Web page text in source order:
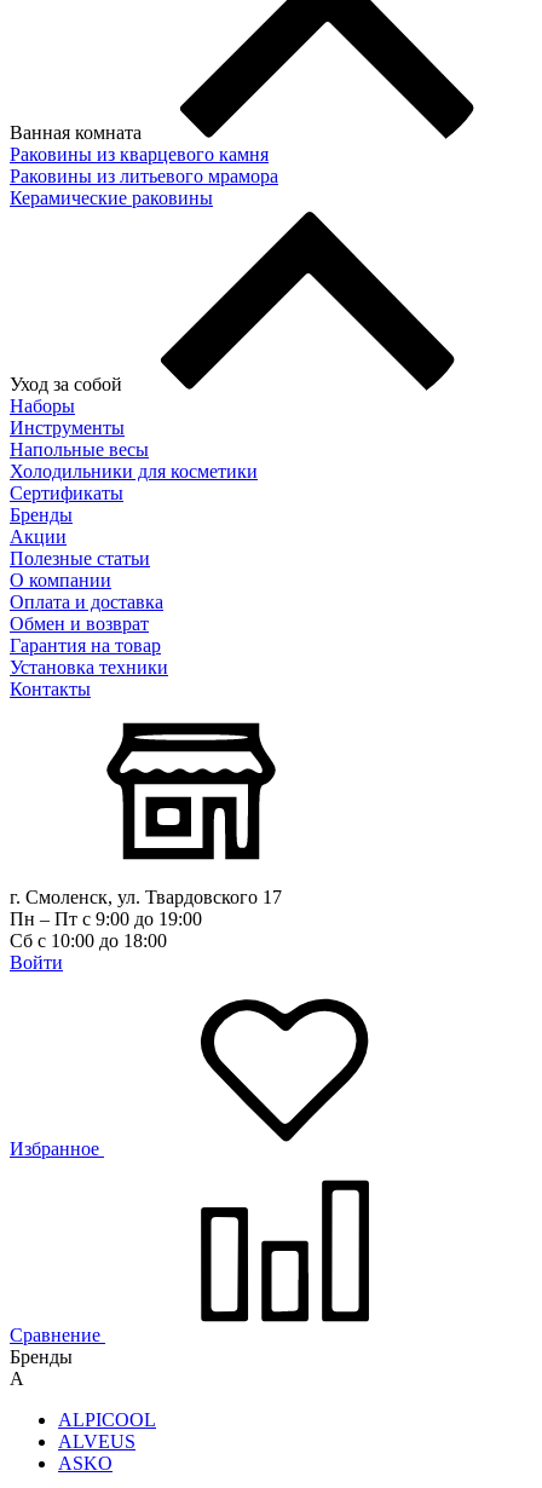
Ванная комната
Раковины из кварцевого камня
Раковины из литьевого мрамора
Керамические раковины
Уход за собой
Наборы
Инструменты
Напольные весы
Холодильники для косметики
Сертификаты
Бренды
Акции
Полезные статьи
О компании
Оплата и доставка
Обмен и возврат
Гарантия на товар
Установка техники
Контакты
г. Смоленск, ул. Твардовского 17
Пн – Пт с 9:00 до 19:00
Сб с 10:00 до 18:00
Войти
Избранное
Сравнение
Бренды
A
ALPICOOL
ALVEUS
ASKO